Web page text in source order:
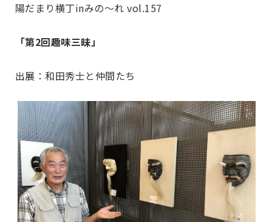
陽だまり横丁inみの～れ vol.157
「第2回趣味三昧」
出展：和田秀士と仲間たち